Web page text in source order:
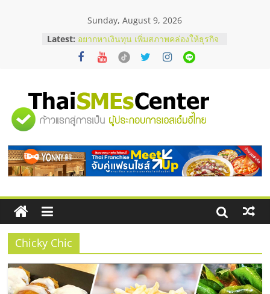
Sunday, August 9, 2026
Latest: อยากหาเงินทุน เพิ่มสภาพคล่องให้ธุรกิจ
เริ่มยังไงให้ผ่านฉลุย
สัมมนาออนไลน์ โอกาสบริหารสถานี
ThaiFranchise Meet Up จับคู่แฟรน
ไชส์ ครั้งที่ 8
ร้านเครื่องเสียงคุณภาพสูง พร้อม
บริษัท Cybersecurity ในไทยที่ไหนดี?
วิธีเลือกผู้ให้บริการให้คุ้มค่าและตอบ
โจทย์ธุรกิจ
"ศูนย์
รวม
ข้อมูล
ธุรกิจ
SME
แห่ง
Chicky Chic